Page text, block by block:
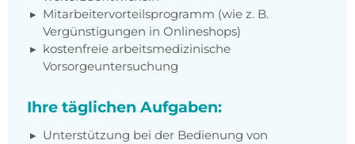
Mitarbeitervorteilsprogramm (wie z. B.
Vergünstigungen in Onlineshops)
kostenfreie arbeitsmedizinische
Vorsorgeuntersuchung
Ihre täglichen Aufgaben:
Unterstützung bei der Bedienung von